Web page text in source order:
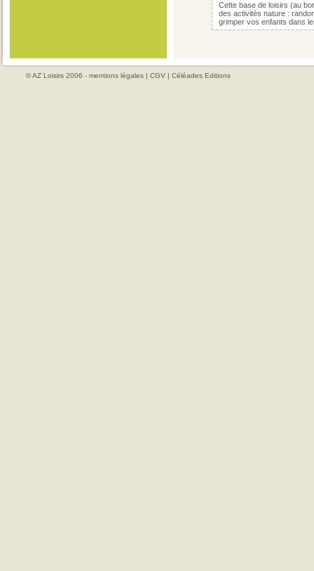
Cette base de loisirs (au
des activités nature :
grimper vos enfants dans
© AZ Loisirs 2006 - mentions légales | CGV | Céléades Editions